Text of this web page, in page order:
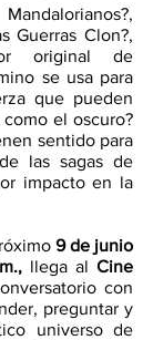
Guerras Clon?,
original de
se usa para
que pueden
el oscuro?
sentido para
las sagas de
impacto en la
9 de junio
llega al Cine
con
preguntar y